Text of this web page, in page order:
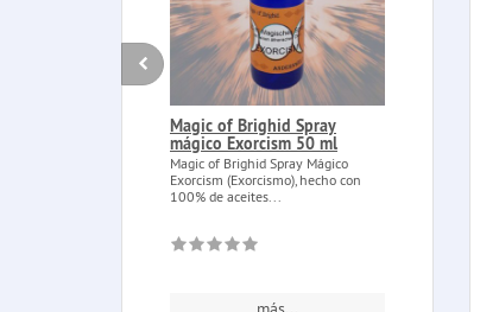
Magic of Brighid Spray
mágico Exorcism 50 ml
Magic of Brighid Spray Mágico
Exorcism (Exorcismo), hecho con
100% de aceites...